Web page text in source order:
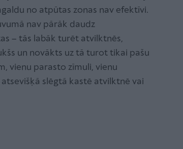
no atpūtas zonas nav efektīvi.
nav pārāk daudz
– tās labāk turēt atvilktnēs,
un novākts uz tā turot tikai pašu
vienu parasto zīmuli, vienu
slēgtā kastē atvilktnē vai